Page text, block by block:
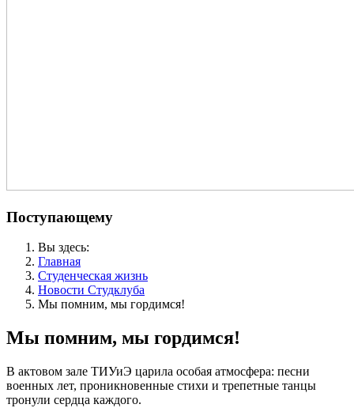
Поступающему
Вы здесь:
Главная
Студенческая жизнь
Новости Студклуба
Мы помним, мы гордимся!
Мы помним, мы гордимся!
В актовом зале ТИУиЭ царила особая атмосфера: песни
военных лет, проникновенные стихи и трепетные танцы
тронули сердца каждого.